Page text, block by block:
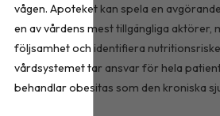
vågen. Apoteket kan spela en
en av vårdens mest tillgängliga aktörer,
följsamhet och identifiera
vårdsystemet tar ansvar för hela
behandlar obesitas som den kroniska